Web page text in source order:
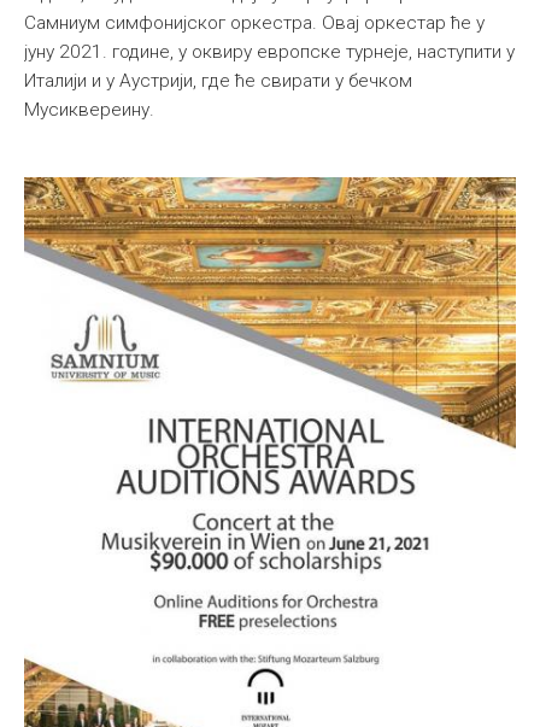
Самниум симфонијског оркестра. Овај оркестар ће у
јуну 2021. године, у оквиру европске турнеје, наступити у
Италији и у Аустрији, где ће свирати у бечком
Мусиквереину.